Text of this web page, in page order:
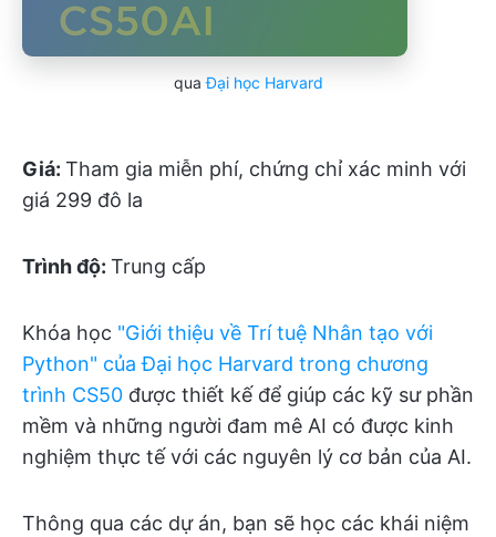
quaĐại học Harvard
Giá: Tham gia miễn phí, chứng chỉ xác minh với
giá 299 đô la
Trình độ: Trung cấp
Khóa học "Giới thiệu về Trí tuệ Nhân tạo với
Python" của Đại học Harvard trong chương
trình CS50 được thiết kế để giúp các kỹ sư phần
mềm và những người đam mê AI có được kinh
nghiệm thực tế với các nguyên lý cơ bản của AI.
Thông qua các dự án, bạn sẽ học các khái niệm